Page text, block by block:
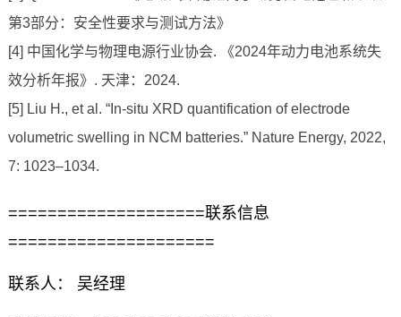
第3部分：安全性要求与测试方法》
[4] 中国化学与物理电源行业协会. 《2024年动力电池系统失
效分析年报》. 天津：2024.
[5] Liu H., et al. “In-situ XRD quantification of electrode
volumetric swelling in NCM batteries.” Nature Energy, 2022,
7: 1023–1034.
====================联系信息
=====================
联系人： 吴经理